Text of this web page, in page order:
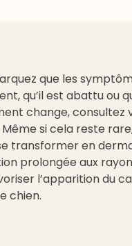
que les
qu’il est abattu ou
change, consultez
Même si cela reste
transformer en
prolongée aux
l’apparition du
chien.